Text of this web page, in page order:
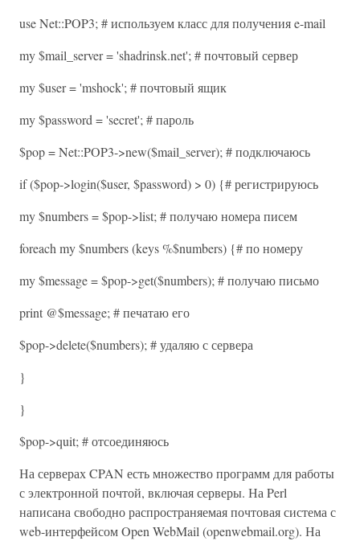
use Net::POP3; # используем класс для получения e-mail
my $mail_server = 'shadrinsk.net'; # почтовый сервер
my $user = 'mshock'; # почтовый ящик
my $password = 'secret'; # пароль
$pop = Net::POP3->new($mail_server); # подключаюсь
if ($pop->login($user, $password) > 0) {# регистрируюсь
my $numbers = $pop->list; # получаю номера писем
foreach my $numbers (keys %$numbers) {# по номеру
my $message = $pop->get($numbers); # получаю письмо
print @$message; # печатаю его
$pop->delete($numbers); # удаляю с сервера
}
}
$pop->quit; # отсоединяюсь
На серверах CPAN есть множество программ для работы
с электронной почтой, включая серверы. На Perl
написана свободно распространяемая почтовая система с
web-интерфейсом Open WebMail (openwebmail.org). На